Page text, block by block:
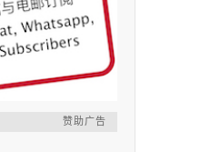
赞助广告